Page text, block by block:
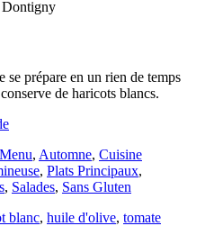
se prépare en un rien de temps
de haricots blancs.
, Automne, Cuisine
, Plats Principaux,
, Salades, Sans Gluten
blanc, huile d'olive, tomate